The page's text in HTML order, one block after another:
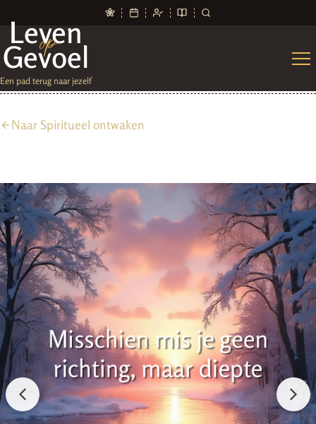
Leven
op
Gevoel
Een pad terug naar jezelf
Naar Spiritueel ontwaken